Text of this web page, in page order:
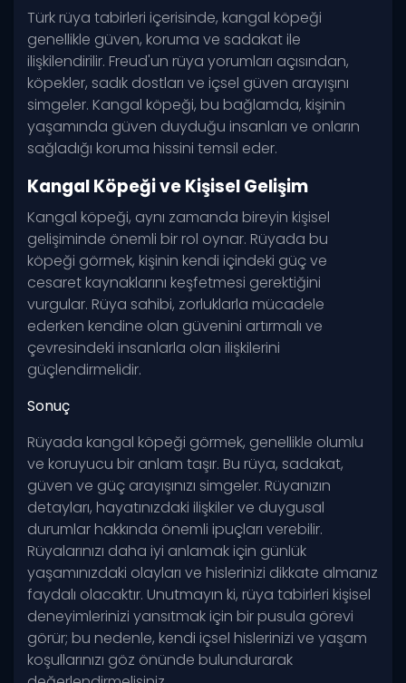
Türk rüya tabirleri içerisinde, kangal köpeği
genellikle güven, koruma ve sadakat ile
ilişkilendirilir. Freud'un rüya yorumları açısından,
köpekler, sadık dostları ve içsel güven arayışını
simgeler. Kangal köpeği, bu bağlamda, kişinin
yaşamında güven duyduğu insanları ve onların
sağladığı koruma hissini temsil eder.
Kangal Köpeği ve Kişisel Gelişim
Kangal köpeği, aynı zamanda bireyin kişisel
gelişiminde önemli bir rol oynar. Rüyada bu
köpeği görmek, kişinin kendi içindeki güç ve
cesaret kaynaklarını keşfetmesi gerektiğini
vurgular. Rüya sahibi, zorluklarla mücadele
ederken kendine olan güvenini artırmalı ve
çevresindeki insanlarla olan ilişkilerini
güçlendirmelidir.
Sonuç
Rüyada kangal köpeği görmek, genellikle olumlu
ve koruyucu bir anlam taşır. Bu rüya, sadakat,
güven ve güç arayışınızı simgeler. Rüyanızın
detayları, hayatınızdaki ilişkiler ve duygusal
durumlar hakkında önemli ipuçları verebilir.
Rüyalarınızı daha iyi anlamak için günlük
yaşamınızdaki olayları ve hislerinizi dikkate almanız
faydalı olacaktır. Unutmayın ki, rüya tabirleri kişisel
deneyimlerinizi yansıtmak için bir pusula görevi
görür; bu nedenle, kendi içsel hislerinizi ve yaşam
koşullarınızı göz önünde bulundurarak